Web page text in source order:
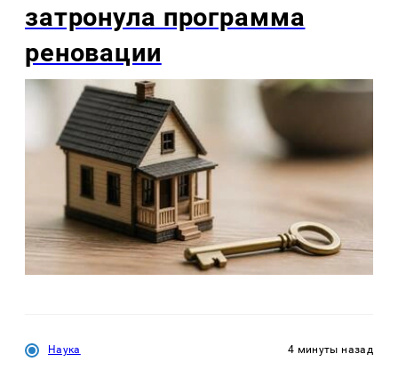
затронула программа
реновации
Наука 4 минуты назад